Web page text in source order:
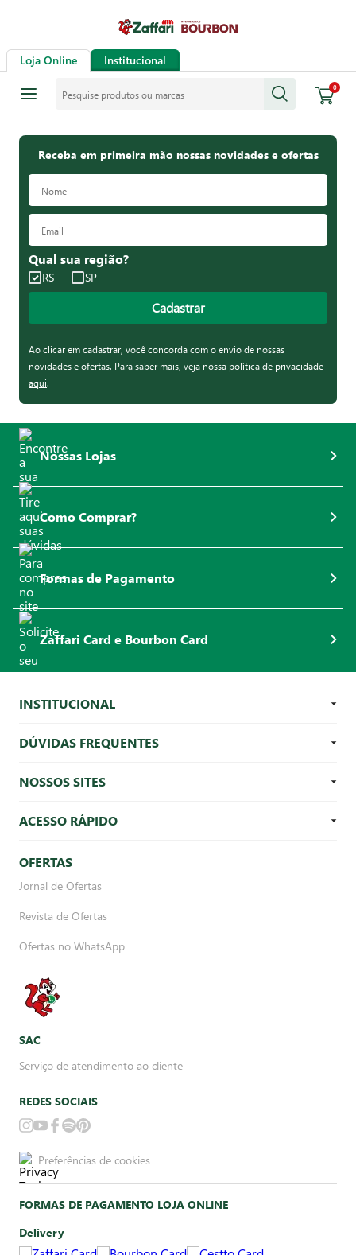
Loja Online Institucional
0
Receba em primeira mão nossas novidades e ofertas
Qual sua região?
RS SP
Cadastrar
Ao clicar em cadastrar, você concorda com o envio de nossas
novidades e ofertas. Para saber mais, veja nossa política de privacidade
aqui.
Nossas Lojas
Como Comprar?
Formas de Pagamento
Zaffari Card e Bourbon Card
INSTITUCIONAL
DÚVIDAS FREQUENTES
NOSSOS SITES
ACESSO RÁPIDO
OFERTAS
Jornal de Ofertas
Revista de Ofertas
Ofertas no WhatsApp
SAC
Serviço de atendimento ao cliente
REDES SOCIAIS
Preferências de cookies
FORMAS DE PAGAMENTO LOJA ONLINE
Delivery